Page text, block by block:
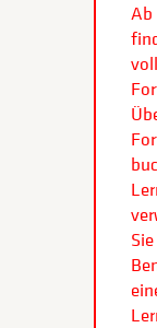
Ab